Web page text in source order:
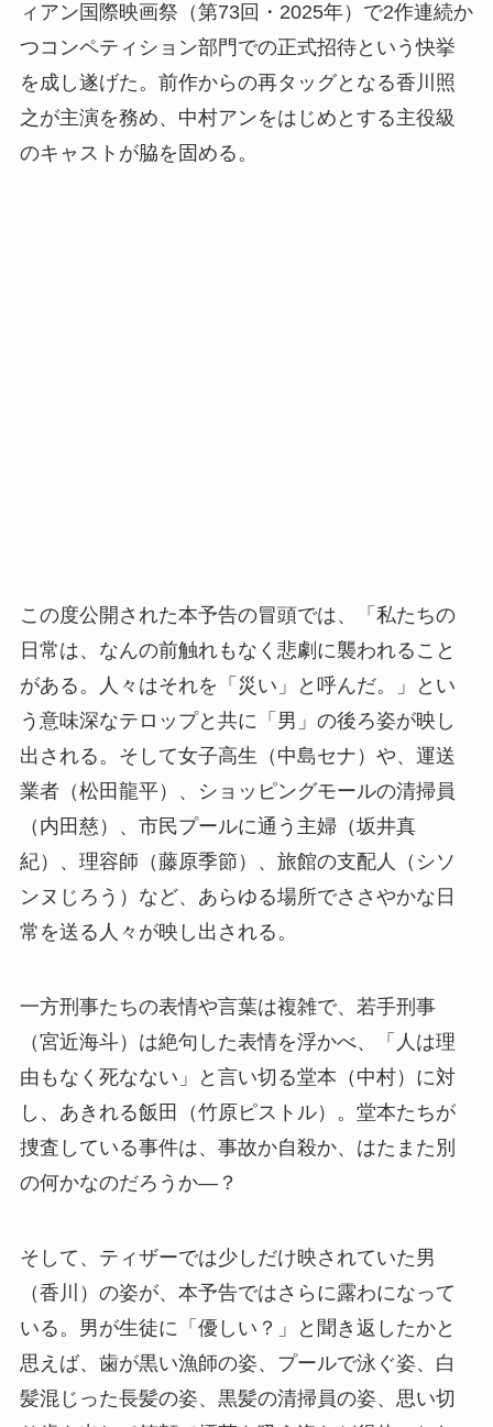
ィアン国際映画祭（第73回・2025年）で2作連続か
つコンペティション部門での正式招待という快挙
を成し遂げた。前作からの再タッグとなる香川照
之が主演を務め、中村アンをはじめとする主役級
のキャストが脇を固める。
この度公開された本予告の冒頭では、「私たちの
日常は、なんの前触れもなく悲劇に襲われること
がある。人々はそれを「災い」と呼んだ。」とい
う意味深なテロップと共に「男」の後ろ姿が映し
出される。そして女子高生（中島セナ）や、運送
業者（松田龍平）、ショッピングモールの清掃員
（内田慈）、市民プールに通う主婦（坂井真
紀）、理容師（藤原季節）、旅館の支配人（シソ
ンヌじろう）など、あらゆる場所でささやかな日
常を送る人々が映し出される。
一方刑事たちの表情や言葉は複雑で、若手刑事
（宮近海斗）は絶句した表情を浮かべ、「人は理
由もなく死なない」と言い切る堂本（中村）に対
し、あきれる飯田（竹原ピストル）。堂本たちが
捜査している事件は、事故か自殺か、はたまた別
の何かなのだろうか―？
そして、ティザーでは少しだけ映されていた男
（香川）の姿が、本予告ではさらに露わになって
いる。男が生徒に「優しい？」と聞き返したかと
思えば、歯が黒い漁師の姿、プールで泳ぐ姿、白
髪混じった長髪の姿、黒髪の清掃員の姿、思い切